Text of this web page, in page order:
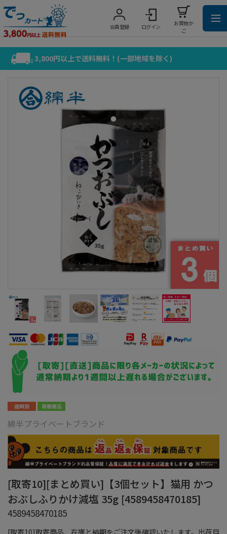
会員登録 ログイン
お買物か
ご
3,800円以上で送料無料！(一部地域を除く)
[取寄10]取寄商品、在庫と納期をご注文後確認いたします。出荷目
綿半プライベートブランド
[取寄10][まとめ買い]【3個セット】猫用 かつ
おぶしふりかけ減塩 35g [4589458470185]
4589458470185